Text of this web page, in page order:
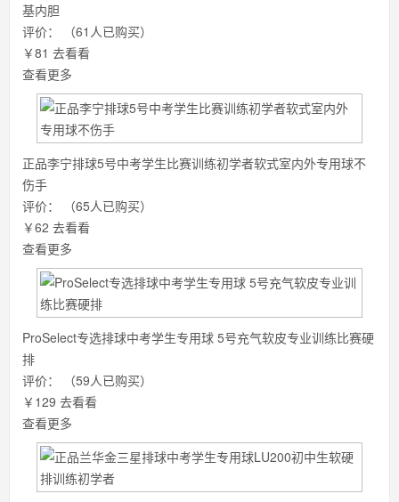
基内胆
评价：
（61人已购买）
￥81 去看看
查看更多
正品李宁排球5号中考学生比赛训练初学者软式室内外专用球不
伤手
评价：
（65人已购买）
￥62 去看看
查看更多
ProSelect专选排球中考学生专用球 5号充气软皮专业训练比赛硬
排
评价：
（59人已购买）
￥129 去看看
查看更多